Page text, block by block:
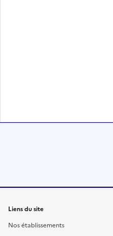
Liens du site
Nos établissements